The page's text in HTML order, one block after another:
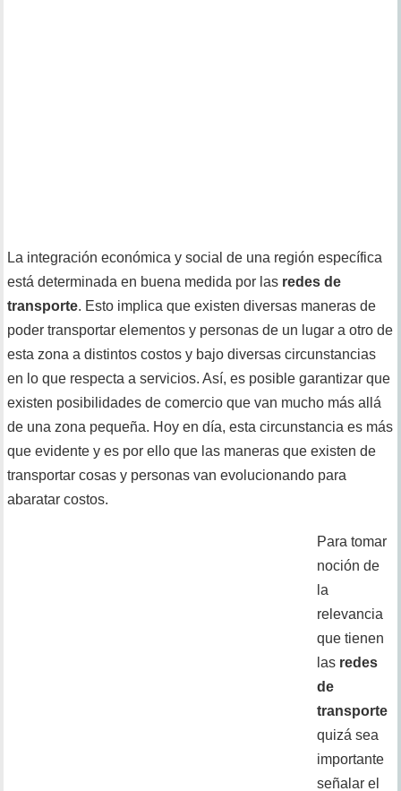
La integración económica y social de una región específica
está determinada en buena medida por las redes de
transporte. Esto implica que existen diversas maneras de
poder transportar elementos y personas de un lugar a otro de
esta zona a distintos costos y bajo diversas circunstancias
en lo que respecta a servicios. Así, es posible garantizar que
existen posibilidades de comercio que van mucho más allá
de una zona pequeña. Hoy en día, esta circunstancia es más
que evidente y es por ello que las maneras que existen de
transportar cosas y personas van evolucionando para
abaratar costos.
Para tomar
noción de
la
relevancia
que tienen
las redes
de
transporte
quizá sea
importante
señalar el